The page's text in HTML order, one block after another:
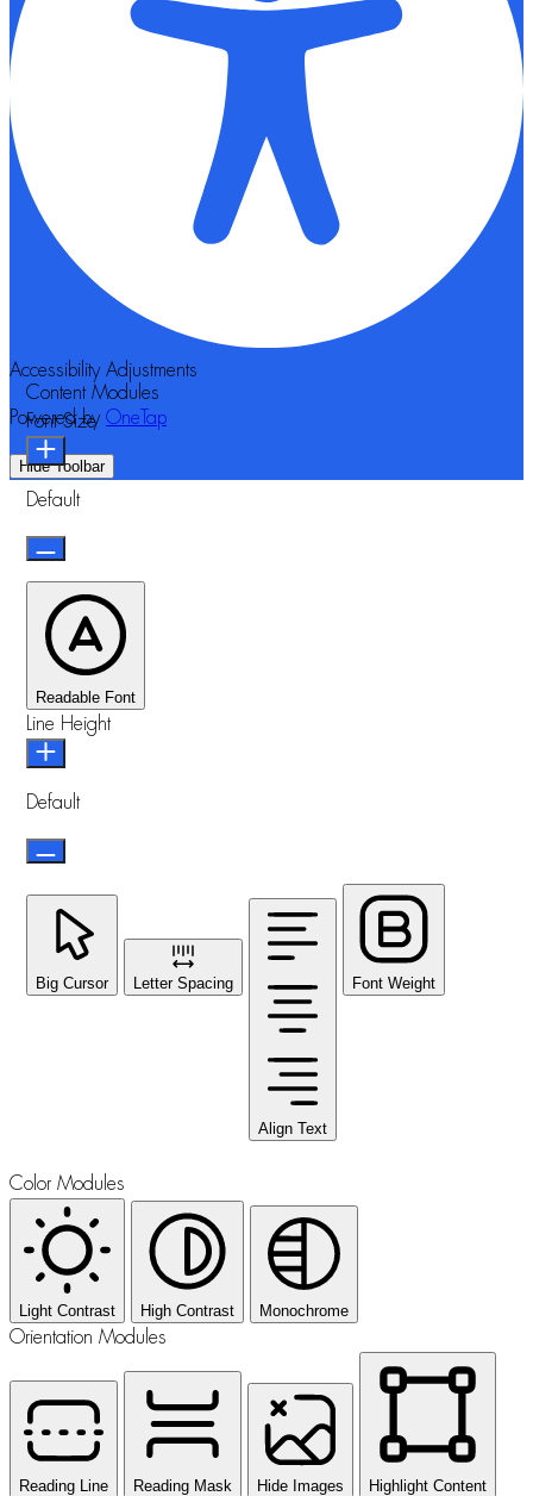
Accessibility Adjustments
Powered by OneTap
Hide Toolbar
Content Modules
Font Size
Default
Readable Font
Line Height
Default
Big Cursor Letter Spacing
Align Text
Font Weight
Color Modules
Light Contrast High Contrast Monochrome
Orientation Modules
Reading Line Reading Mask Hide Images Highlight Content